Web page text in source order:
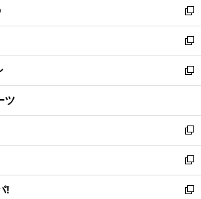
く
で
開
く
ド
ウ
で
開
く
ィ
ン
ド
ウ
で
開
い
ウ
ィ
ン
ド
ウ
開
く
新
し
い
ウ
ィ
ン
ウ
で
開
く
新
し
い
ウ
ン
ド
ウ
で
開
く
新
し
ウ
ィ
ン
ド
ウ
で
ツ
新
し
い
ウ
ィ
新
し
い
!
新